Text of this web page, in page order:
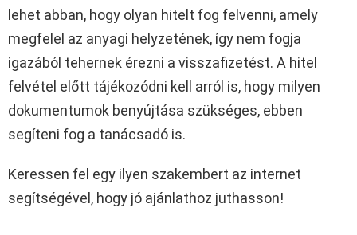
lehet abban, hogy olyan hitelt fog felvenni, amely
megfelel az anyagi helyzetének, így nem fogja
igazából tehernek érezni a visszafizetést. A hitel
felvétel előtt tájékozódni kell arról is, hogy milyen
dokumentumok benyújtása szükséges, ebben
segíteni fog a tanácsadó is.
Keressen fel egy ilyen szakembert az internet
segítségével, hogy jó ajánlathoz juthasson!